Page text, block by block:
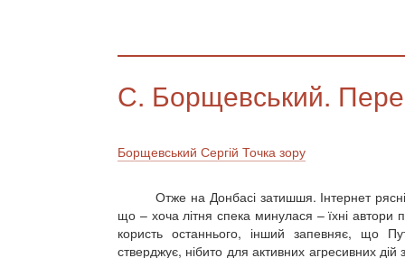
С. Борщевський.
Борщевський Сергій Точка зору
Отже на Донбасі затишшя. Інтернет
що – хоча літня спека минулася – їхні автори
користь останнього, інший запевняє, що
стверджує, нібито для активних агресивних